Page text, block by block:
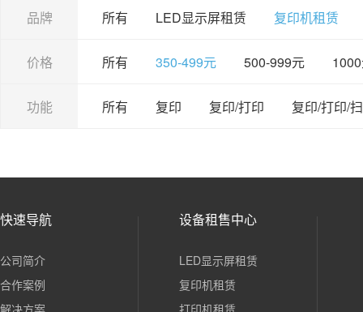
品牌 所有 LED显示屏租赁 复印机租赁
价格 所有 350-499元 500-999元
功能 所有 复印 复印/打印 复印/打印/
快速导航
公司简介
合作案例
解决方案
设备租售中心
LED显示屏租赁
复印机租赁
打印机租赁